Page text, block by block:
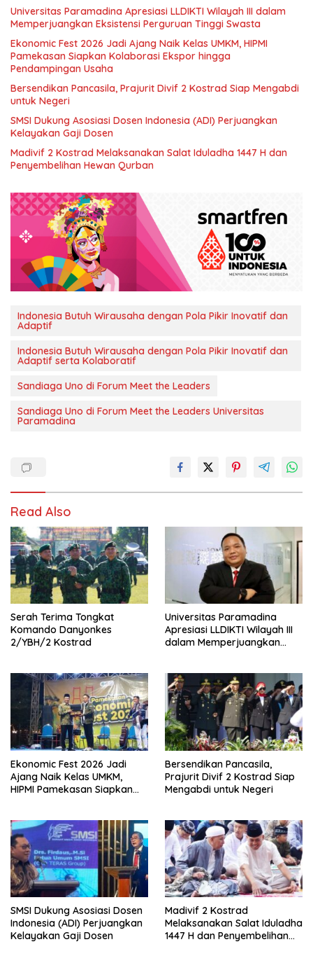
Universitas Paramadina Apresiasi LLDIKTI Wilayah III dalam
Memperjuangkan Eksistensi Perguruan Tinggi Swasta
Ekonomic Fest 2026 Jadi Ajang Naik Kelas UMKM, HIPMI
Pamekasan Siapkan Kolaborasi Ekspor hingga
Pendampingan Usaha
Bersendikan Pancasila, Prajurit Divif 2 Kostrad Siap Mengabdi
untuk Negeri
SMSI Dukung Asosiasi Dosen Indonesia (ADI) Perjuangkan
Kelayakan Gaji Dosen
Madivif 2 Kostrad Melaksanakan Salat Iduladha 1447 H dan
Penyembelihan Hewan Qurban
Indonesia Butuh Wirausaha dengan Pola Pikir Inovatif dan
Adaptif
Indonesia Butuh Wirausaha dengan Pola Pikir Inovatif dan
Adaptif serta Kolaboratif
Sandiaga Uno di Forum Meet the Leaders
Sandiaga Uno di Forum Meet the Leaders Universitas
Paramadina
Read Also
Serah Terima Tongkat
Komando Danyonkes
2/YBH/2 Kostrad
Universitas Paramadina
Apresiasi LLDIKTI Wilayah III
dalam Memperjuangkan
Ekonomic Fest 2026 Jadi
Ajang Naik Kelas UMKM,
HIPMI Pamekasan Siapkan
Bersendikan Pancasila,
Prajurit Divif 2 Kostrad Siap
Mengabdi untuk Negeri
SMSI Dukung Asosiasi Dosen
Indonesia (ADI) Perjuangkan
Kelayakan Gaji Dosen
Madivif 2 Kostrad
Melaksanakan Salat Iduladha
1447 H dan Penyembelihan